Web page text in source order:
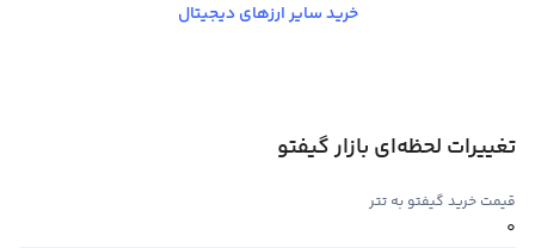
خرید سایر ارزهای دیجیتال
تغییرات لحظه‌ای بازار گیفتو
قیمت خرید گیفتو به تتر
0